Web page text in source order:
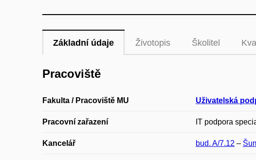
Základní údaje Životopis Školitel
Pracoviště
Fakulta / Pracoviště MU Uživatelská
Pracovní zařazení IT podpora
Kancelář bud. A/7.12 –